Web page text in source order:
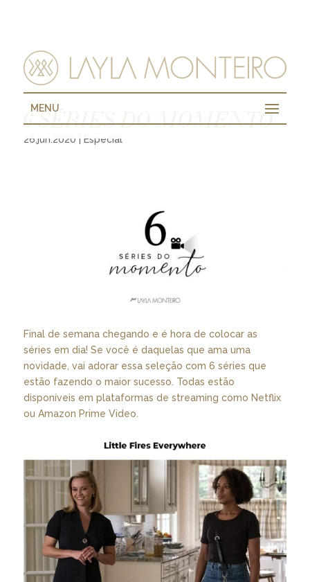
MENU
6 SÉRIES DO MOMENTO
26.jun.2020 | Especial
Final de semana chegando e é hora de colocar as
séries em dia! Se você é daquelas que ama uma
novidade, vai adorar essa seleção com 6 séries que
estão fazendo o maior sucesso. Todas estão
disponíveis em plataformas de streaming como Netflix
ou Amazon Prime Video.